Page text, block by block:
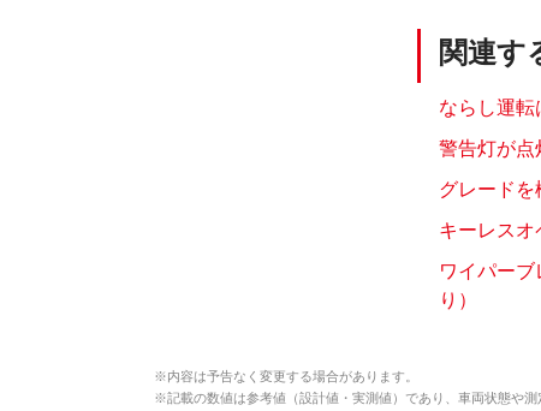
関連す
ならし運転
警告灯が点
グレードを
キーレス
ワイパー
り）
※内容は予告なく変更する場合があります。
※記載の数値は参考値（設計値・実測値）であり、車両状態や測